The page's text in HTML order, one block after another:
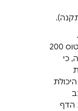
הביקורת 'דף זה מגיב בסטטוס 200
כי
הדף